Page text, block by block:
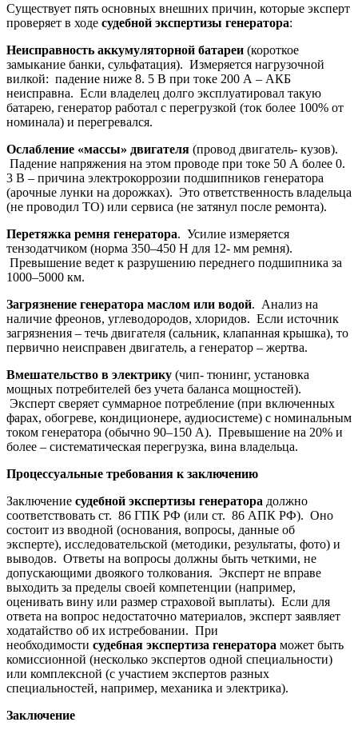
Существует пять основных внешних причин, которые эксперт
проверяет в ходе судебной экспертизы генератора:
Неисправность аккумуляторной батареи (короткое
замыкание банки, сульфатация). Измеряется нагрузочной
вилкой: падение ниже 8. 5 В при токе 200 А – АКБ
неисправна. Если владелец долго эксплуатировал такую
батарею, генератор работал с перегрузкой (ток более 100% от
номинала) и перегревался.
Ослабление «массы» двигателя (провод двигатель- кузов).
Падение напряжения на этом проводе при токе 50 А более 0.
3 В – причина электрокоррозии подшипников генератора
(арочные лунки на дорожках). Это ответственность владельца
(не проводил ТО) или сервиса (не затянул после ремонта).
Перетяжка ремня генератора. Усилие измеряется
тензодатчиком (норма 350–450 Н для 12- мм ремня).
Превышение ведет к разрушению переднего подшипника за
1000–5000 км.
Загрязнение генератора маслом или водой. Анализ на
наличие фреонов, углеводородов, хлоридов. Если источник
загрязнения – течь двигателя (сальник, клапанная крышка), то
первично неисправен двигатель, а генератор – жертва.
Вмешательство в электрику (чип- тюнинг, установка
мощных потребителей без учета баланса мощностей).
Эксперт сверяет суммарное потребление (при включенных
фарах, обогреве, кондиционере, аудиосистеме) с номинальным
током генератора (обычно 90–150 А). Превышение на 20% и
более – систематическая перегрузка, вина владельца.
Процессуальные требования к заключению
Заключение судебной экспертизы генератора должно
соответствовать ст. 86 ГПК РФ (или ст. 86 АПК РФ). Оно
состоит из вводной (основания, вопросы, данные об
эксперте), исследовательской (методики, результаты, фото) и
выводов. Ответы на вопросы должны быть четкими, не
допускающими двоякого толкования. Эксперт не вправе
выходить за пределы своей компетенции (например,
оценивать вину или размер страховой выплаты). Если для
ответа на вопрос недостаточно материалов, эксперт заявляет
ходатайство об их истребовании. При
необходимости судебная экспертиза генератора может быть
комиссионной (несколько экспертов одной специальности)
или комплексной (с участием экспертов разных
специальностей, например, механика и электрика).
Заключение